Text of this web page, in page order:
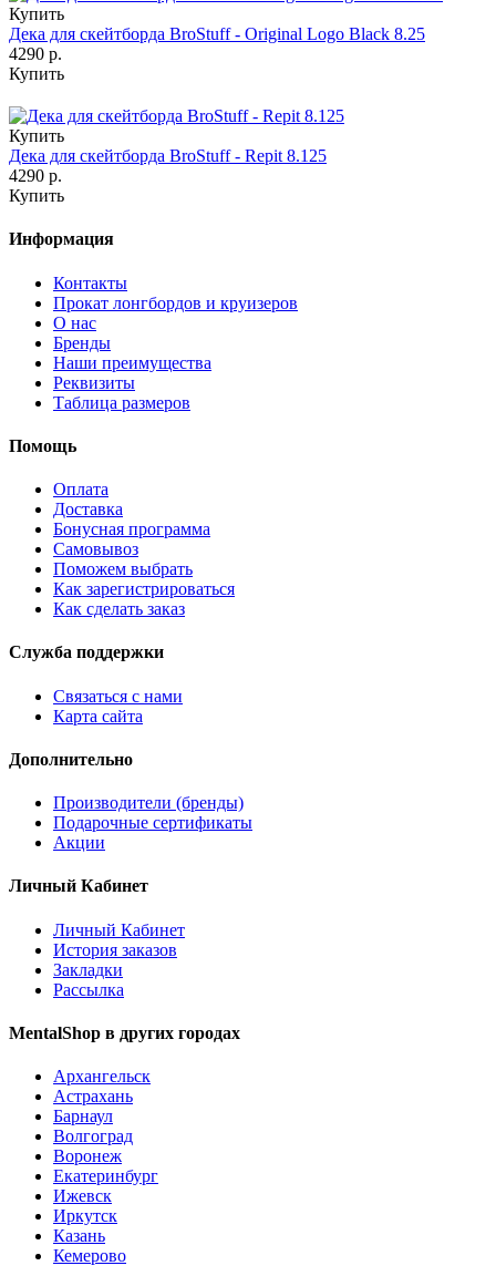
Купить
Дека для скейтборда BroStuff - Original Logo Black 8.25
4290 р.
Купить
Купить
Дека для скейтборда BroStuff - Repit 8.125
4290 р.
Купить
Информация
Контакты
Прокат лонгбордов и круизеров
О нас
Бренды
Наши преимущества
Реквизиты
Таблица размеров
Помощь
Оплата
Доставка
Бонусная программа
Самовывоз
Поможем выбрать
Как зарегистрироваться
Как сделать заказ
Служба поддержки
Связаться с нами
Карта сайта
Дополнительно
Производители (бренды)
Подарочные сертификаты
Акции
Личный Кабинет
Личный Кабинет
История заказов
Закладки
Рассылка
MentalShop в других городах
Архангельск
Астрахань
Барнаул
Волгоград
Воронеж
Екатеринбург
Ижевск
Иркутск
Казань
Кемерово